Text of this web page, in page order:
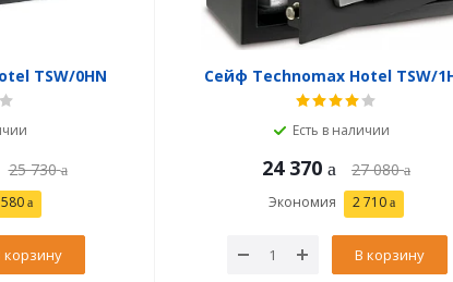
TSW/0HN
25 730
корзину
Сейф Technomax Hotel TSW/
Есть в наличии
24 370 27 080
Экономия 2 710
В корзину